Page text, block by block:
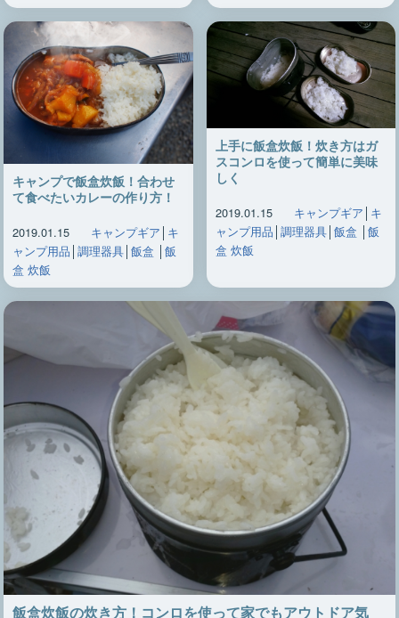
キャンプで飯盒炊飯！合わせ
て食べたいカレーの作り方！
2019.01.15 キャンプギア │ キ
ャンプ用品 │ 調理器具│ 飯盒 │ 飯
盒 炊飯
上手に飯盒炊飯！炊き方はガ
スコンロを使って簡単に美味
しく
2019.01.15 キャンプギア キ
ャンプ用品 調理器具│ 飯盒
飯
盒 炊飯
飯盒炊飯の炊き方！コンロを使って家でもアウトドア気